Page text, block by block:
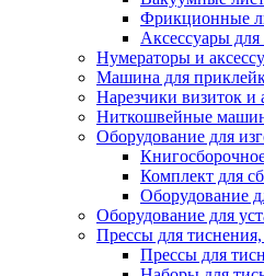
Фрикционные
Аксессуары
Нумераторы и
Машина для
Нарезчики визиток и
Ниткошвейные
Оборудование для
Комплект для
Оборудование
Оборудование для
Прессы для
Прессы для